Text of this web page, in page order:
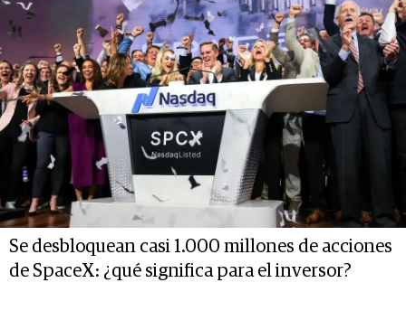
Se desbloquean casi 1.000 millones de acciones
de SpaceX: ¿qué significa para el inversor?